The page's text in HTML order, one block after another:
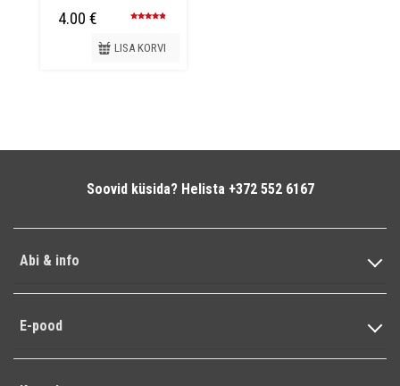
4.00 €
LISA KORVI
Soovid küsida? Helista +372 552 6167
Abi & info
Kasutustingimused
Tagastamine
E-pood